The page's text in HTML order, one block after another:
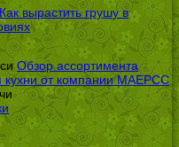
Как вырастить грушу в
Обзор ассортимента
кухни от компании МАЕРСС